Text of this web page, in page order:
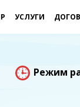
УСЛУГИ
Режим